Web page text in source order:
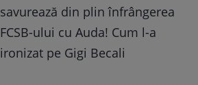
savurează din plin înfrângerea
FCSB-ului cu Auda! Cum l-a
ironizat pe Gigi Becali